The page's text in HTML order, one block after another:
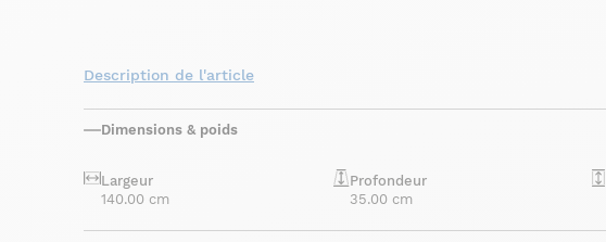
Description de l'article
Dimensions & poids
Largeur
140.00 cm
Profondeur
35.00 cm